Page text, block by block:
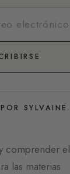
SYLVAINE
comprender el
las materias